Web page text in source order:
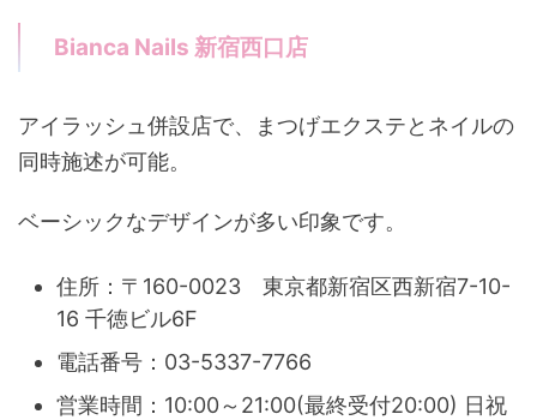
Bianca Nails 新宿西口店
アイラッシュ併設店で、まつげエクステとネイルの
同時施述が可能。
ベーシックなデザインが多い印象です。
住所：〒160-0023 東京都新宿区西新宿7-10-
16 千徳ビル6F
電話番号：03-5337-7766
営業時間：10:00～21:00(最終受付20:00) 日祝